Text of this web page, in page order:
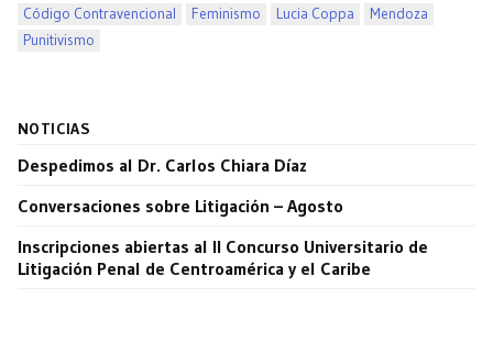
Código Contravencional
Feminismo Lucia Coppa
Mendoza
Punitivismo
NOTICIAS
Despedimos al Dr. Carlos Chiara Díaz
Conversaciones sobre Litigación – Agosto
Inscripciones abiertas al II Concurso Universitario de
Litigación Penal de Centroamérica y el Caribe